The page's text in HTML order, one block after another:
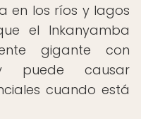
en los ríos y lagos
el Inkanyamba
gigante con
puede causar
cuando está